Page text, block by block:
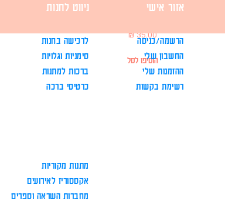
מחיר‏35.00 ‏₪
הוסיפו לסל
ניווט לחנות אזור אישי
לרכישה בחנות
סימניות וגלויות
ברכות למתנות
כרטיסי ברכה
הרשמה/כניסה
החשבון שלי
ההזמנות שלי
רשימת בקשות
מתנות מקוריות
אקססוריז לאירועים
מחברות השראה וספרים